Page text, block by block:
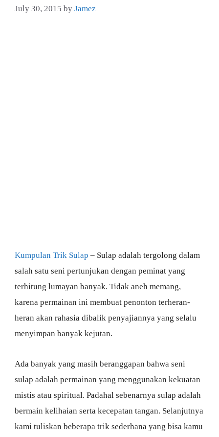
July 30, 2015 by Jamez
Kumpulan Trik Sulap – Sulap adalah tergolong dalam
salah satu seni pertunjukan dengan peminat yang
terhitung lumayan banyak. Tidak aneh memang,
karena permainan ini membuat penonton terheran-
heran akan rahasia dibalik penyajiannya yang selalu
menyimpan banyak kejutan.
Ada banyak yang masih beranggapan bahwa seni
sulap adalah permainan yang menggunakan kekuatan
mistis atau spiritual. Padahal sebenarnya sulap adalah
bermain kelihaian serta kecepatan tangan. Selanjutnya
kami tuliskan beberapa trik sederhana yang bisa kamu